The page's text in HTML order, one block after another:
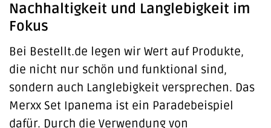
Nachhaltigkeit und Langlebigkeit im
Fokus
Bei Bestellt.de legen wir Wert auf Produkte,
die nicht nur schön und funktional sind,
sondern auch Langlebigkeit versprechen. Das
Merxx Set Ipanema ist ein Paradebeispiel
dafür. Durch die Verwendung von